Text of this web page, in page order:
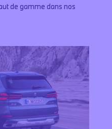
de gamme dans nos